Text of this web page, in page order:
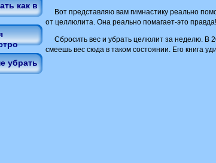
как в
убрать
Вот представляю вам гимнастику реально
от целлюлита. Она реально помагает-это
Сбросить вес и убрать целюлит за неделю. В
смеешь вес сюда в таком состоянии. Его книга